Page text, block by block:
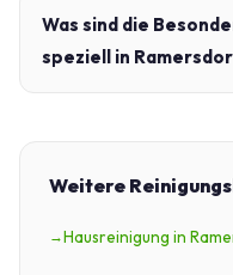
Was sind die
speziell in
Weitere
Hausreinigung in